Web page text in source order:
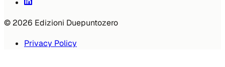
© 2026 Edizioni Duepuntozero
Privacy Policy